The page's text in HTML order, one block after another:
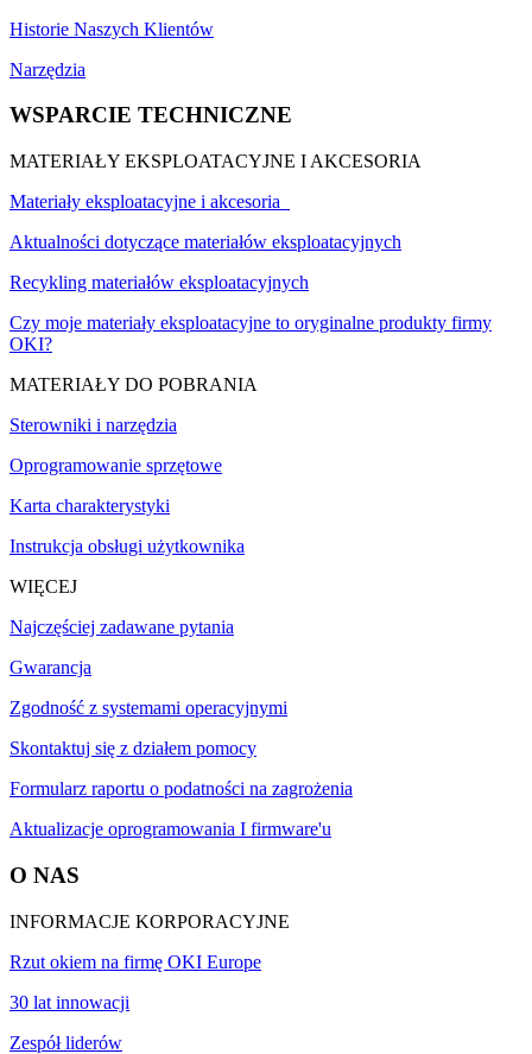
Historie Naszych Klientów
Narzędzia
WSPARCIE TECHNICZNE
MATERIAŁY EKSPLOATACYJNE I AKCESORIA
Materiały eksploatacyjne i akcesoria
Aktualności dotyczące materiałów eksploatacyjnych
Recykling materiałów eksploatacyjnych
Czy moje materiały eksploatacyjne to oryginalne produkty firmy
OKI?
MATERIAŁY DO POBRANIA
Sterowniki i narzędzia
Oprogramowanie sprzętowe
Karta charakterystyki
Instrukcja obsługi użytkownika
WIĘCEJ
Najczęściej zadawane pytania
Gwarancja
Zgodność z systemami operacyjnymi
Skontaktuj się z działem pomocy
Formularz raportu o podatności na zagrożenia
Aktualizacje oprogramowania I firmware'u
O NAS
INFORMACJE KORPORACYJNE
Rzut okiem na firmę OKI Europe
30 lat innowacji
Zespół liderów